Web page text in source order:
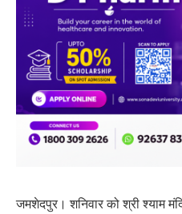
जमशेदपुर। शनिवार को श्री श्याम